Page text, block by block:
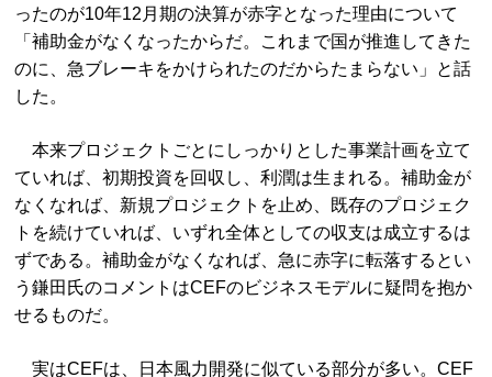
ったのが10年12月期の決算が赤字となった理由について
「補助金がなくなったからだ。これまで国が推進してきた
のに、急ブレーキをかけられたのだからたまらない」と話
した。
本来プロジェクトごとにしっかりとした事業計画を立て
ていれば、初期投資を回収し、利潤は生まれる。補助金が
なくなれば、新規プロジェクトを止め、既存のプロジェク
トを続けていれば、いずれ全体としての収支は成立するは
ずである。補助金がなくなれば、急に赤字に転落するとい
う鎌田氏のコメントはCEFのビジネスモデルに疑問を抱か
せるものだ。
実はCEFは、日本風力開発に似ている部分が多い。CEF